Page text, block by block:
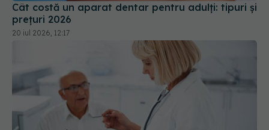
Cât costă un aparat dentar pentru adulți: tipuri și
prețuri 2026
20 iul 2026, 12:17